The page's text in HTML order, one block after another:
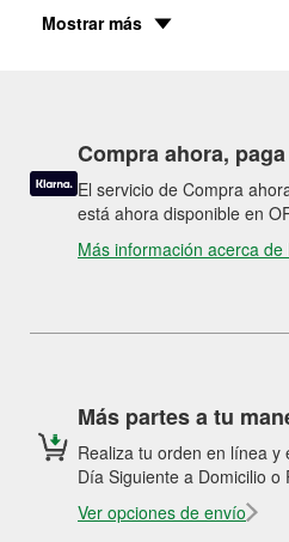
Mostrar más
Compra ahora,
El servicio de Compra
está ahora disponible en
Más información acerca de
Más partes a tu
Realiza tu orden en línea y
Día Siguiente a Domicilio
Ver opciones de envío